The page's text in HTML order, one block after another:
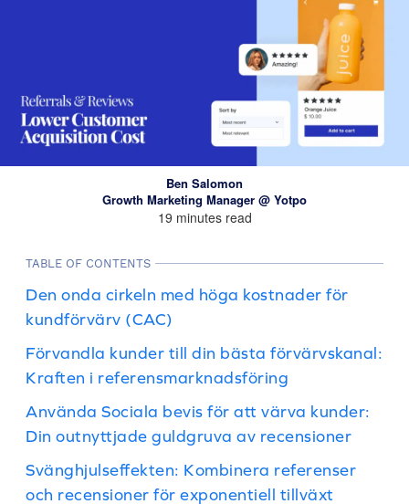
Ben Salomon
Growth Marketing Manager @ Yotpo
19 minutes read
TABLE OF CONTENTS
Den onda cirkeln med höga kostnader för
kundförvärv (CAC)
Förvandla kunder till din bästa förvärvskanal:
Kraften i referensmarknadsföring
Använda Sociala bevis för att värva kunder:
Din outnyttjade guldgruva av recensioner
Svänghjulseffekten: Kombinera referenser
och recensioner för exponentiell tillväxt